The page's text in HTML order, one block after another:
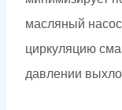
масляный
циркуляцию
давлении